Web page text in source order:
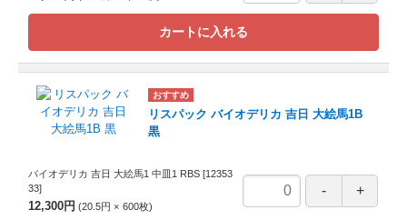
カートに入れる
リスパック バイオデリカ 吉日 大絵馬1B
黒
バイオデリカ 吉日 大絵馬1 中皿1 RBS [12353
33]
12,300円 20.5円 600枚